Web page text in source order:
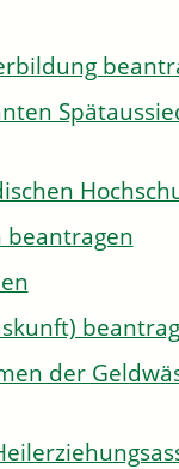
beantragen
der